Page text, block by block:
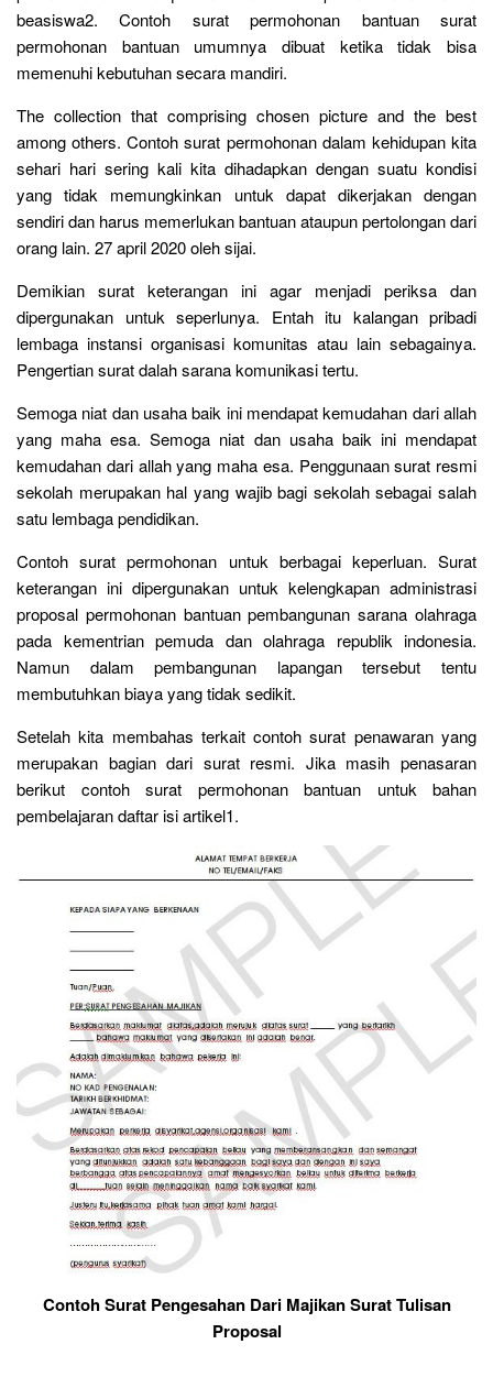
beasiswa2. Contoh surat permohonan bantuan surat
permohonan bantuan umumnya dibuat ketika tidak bisa
memenuhi kebutuhan secara mandiri.
The collection that comprising chosen picture and the best
among others. Contoh surat permohonan dalam kehidupan kita
sehari hari sering kali kita dihadapkan dengan suatu kondisi
yang tidak memungkinkan untuk dapat dikerjakan dengan
sendiri dan harus memerlukan bantuan ataupun pertolongan dari
orang lain. 27 april 2020 oleh sijai.
Demikian surat keterangan ini agar menjadi periksa dan
dipergunakan untuk seperlunya. Entah itu kalangan pribadi
lembaga instansi organisasi komunitas atau lain sebagainya.
Pengertian surat dalah sarana komunikasi tertu.
Semoga niat dan usaha baik ini mendapat kemudahan dari allah
yang maha esa. Semoga niat dan usaha baik ini mendapat
kemudahan dari allah yang maha esa. Penggunaan surat resmi
sekolah merupakan hal yang wajib bagi sekolah sebagai salah
satu lembaga pendidikan.
Contoh surat permohonan untuk berbagai keperluan. Surat
keterangan ini dipergunakan untuk kelengkapan administrasi
proposal permohonan bantuan pembangunan sarana olahraga
pada kementrian pemuda dan olahraga republik indonesia.
Namun dalam pembangunan lapangan tersebut tentu
membutuhkan biaya yang tidak sedikit.
Setelah kita membahas terkait contoh surat penawaran yang
merupakan bagian dari surat resmi. Jika masih penasaran
berikut contoh surat permohonan bantuan untuk bahan
pembelajaran daftar isi artikel1.
Contoh Surat Pengesahan Dari Majikan Surat Tulisan
Proposal